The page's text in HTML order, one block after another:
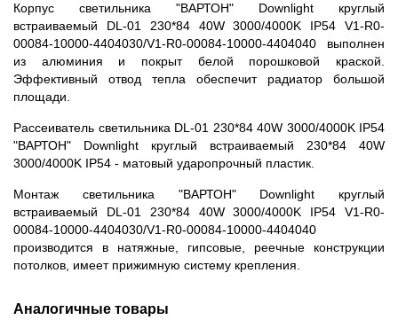
Корпус светильника "ВАРТОН" Downlight круглый
встраиваемый DL-01 230*84 40W 3000/4000K IP54 V1-R0-
00084-10000-4404030/V1-R0-00084-10000-4404040 выполнен
из алюминия и покрыт белой порошковой краской.
Эффективный отвод тепла обеспечит радиатор большой
площади.
Рассеиватель светильника DL-01 230*84 40W 3000/4000K IP54
"ВАРТОН" Downlight круглый встраиваемый 230*84 40W
3000/4000K IP54 - матовый ударопрочный пластик.
Монтаж светильника "ВАРТОН" Downlight круглый
встраиваемый DL-01 230*84 40W 3000/4000K IP54 V1-R0-
00084-10000-4404030/V1-R0-00084-10000-4404040
производится в натяжные, гипсовые, реечные конструкции
потолков, имеет прижимную систему крепления.
Аналогичные товары